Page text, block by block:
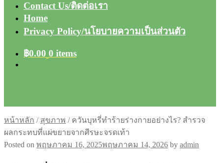
Contact Us/ติดต่อเรา
Home
Privacy Policy/นโยบายความเป็นส่วนตัว
฿0.00 0 items
หน้าหลัก / สุขภาพ / ควันบุหรี่ทำร้ายร่างกายอย่างไร? สำรวจ
ผลกระทบที่แผ่ขยายจากศีรษะจรดเท้า
Posted on พฤษภาคม 16, 2025พฤษภาคม 14, 2026 by admin